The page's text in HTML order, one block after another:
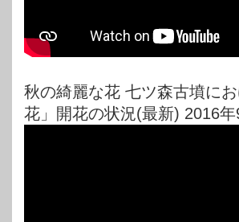
秋の綺麗な花 七ツ森古墳に
花」開花の状況(最新) 2016年